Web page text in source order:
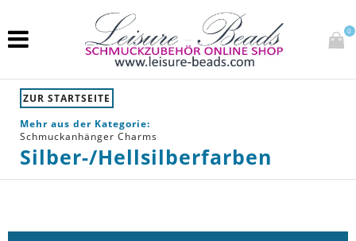
0
ZUR STARTSEITE
Mehr aus der Kategorie:
Schmuckanhänger Charms
Silber-/Hellsilberfarben